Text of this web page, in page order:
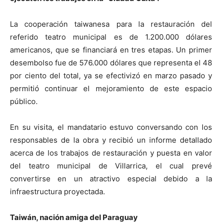
La cooperación taiwanesa para la restauración del
referido teatro municipal es de 1.200.000 dólares
americanos, que se financiará en tres etapas. Un primer
desembolso fue de 576.000 dólares que representa el 48
por ciento del total, ya se efectivizó en marzo pasado y
permitió continuar el mejoramiento de este espacio
público.
En su visita, el mandatario estuvo conversando con los
responsables de la obra y recibió un informe detallado
acerca de los trabajos de restauración y puesta en valor
del teatro municipal de Villarrica, el cual prevé
convertirse en un atractivo especial debido a la
infraestructura proyectada.
Taiwán, nación amiga del Paraguay